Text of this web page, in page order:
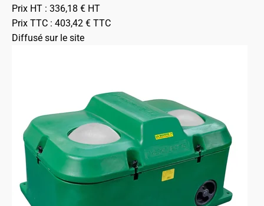
Prix HT : 336,18 € HT
Prix TTC : 403,42 € TTC
Diffusé sur le site